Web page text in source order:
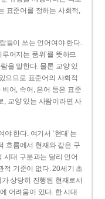
표준어를 정하는 사회적,
들이 쓰는 언어여야 한다.
어지는 품위’를 뜻하므
을 말한다. 물론 교양 있
으므로 표준어의 사회적
어, 속어, 은어 등은 표준
, 교양 있는 사람이라면 사
한다. 여기서 ‘현대’는
흐름에서 현재와 같은 구
시대 구분과는 달리 언어
적 기준이 없다. 20세기 초
상당히 진행된 현재로서
어려움이 있다. 한 시대